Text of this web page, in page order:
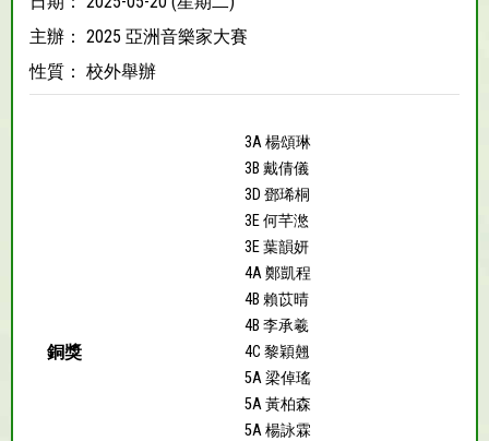
主辦： 2025 亞洲音樂家大賽
性質： 校外舉辦
銅獎
3A 楊頌琳
3B 戴倩儀
3D 鄧琋桐
3E 何芊滺
3E 葉韻妍
4A 鄭凱程
4B 賴苡晴
4B 李承羲
4C 黎穎翹
5A 梁倬瑤
5A 黃柏森
5A 楊詠霖